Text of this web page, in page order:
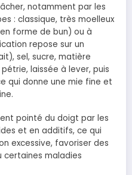
notamment par les
: classique, très moelleux
forme de bun) ou à
repose sur un
sel, sucre, matière
laissée à lever, puis
qui donne une mie fine et
pointé du doigt par les
et en additifs, ce qui
excessive, favoriser des
certaines maladies